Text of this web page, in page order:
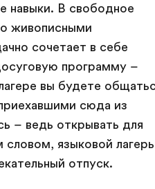
навыки. В свободное
живописными
сочетает в себе
программу –
вы будете
сюда из
– ведь открывать для
языковой
отпуск.